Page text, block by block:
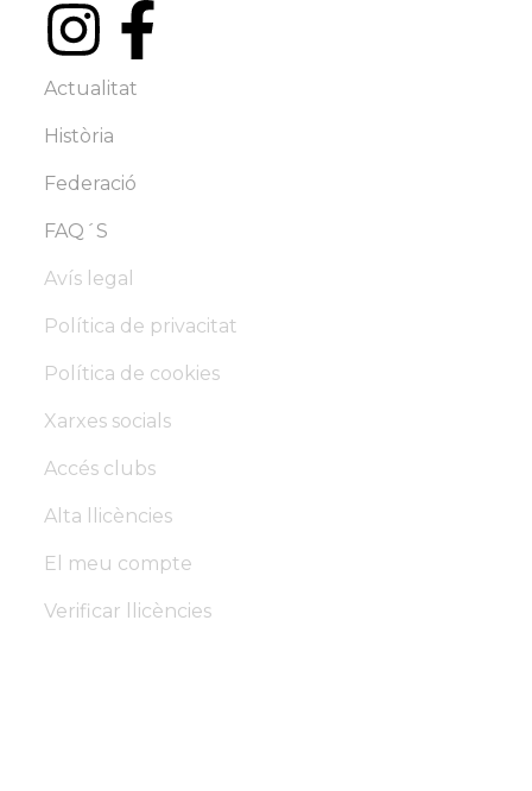
Actualitat
Història
Federació
FAQ´S
Avís legal
Política de privacitat
Política de cookies
Xarxes socials
Accés clubs
Alta llicències
El meu compte
Verificar llicències